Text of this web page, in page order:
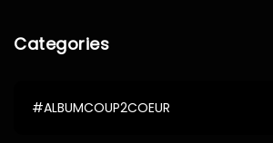
Categories
#ALBUMCOUP2COEUR